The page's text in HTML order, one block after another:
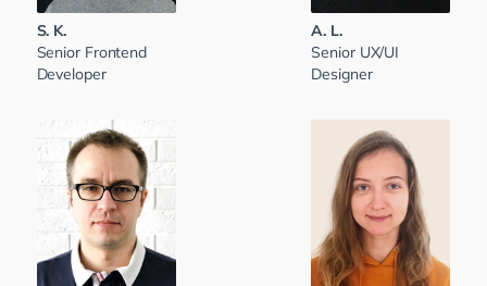
S. K.
Senior Frontend
Developer
A. L.
Senior UX/UI
Designer